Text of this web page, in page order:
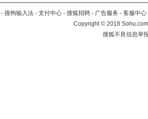
- 搜狗输入法 - 支付中心 - 搜狐招聘 - 广告服务 - 客服中心
Copyright©2018
搜狐不良信息举